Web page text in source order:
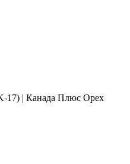
17) | Канада Плюс Орех